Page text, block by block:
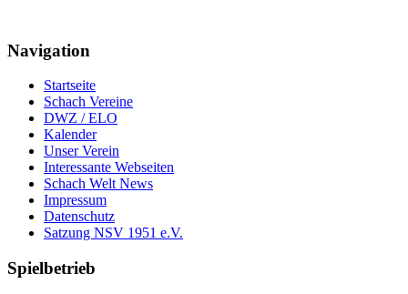
Navigation
Startseite
Schach Vereine
DWZ / ELO
Kalender
Unser Verein
Interessante Webseiten
Schach Welt News
Impressum
Datenschutz
Satzung NSV 1951 e.V.
Spielbetrieb